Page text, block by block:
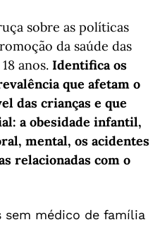
sobre as políticas
da saúde das
anos. Identifica os
que afetam o
das crianças e que
a obesidade infantil,
mental, os acidentes
relacionadas com o
sem médico de família